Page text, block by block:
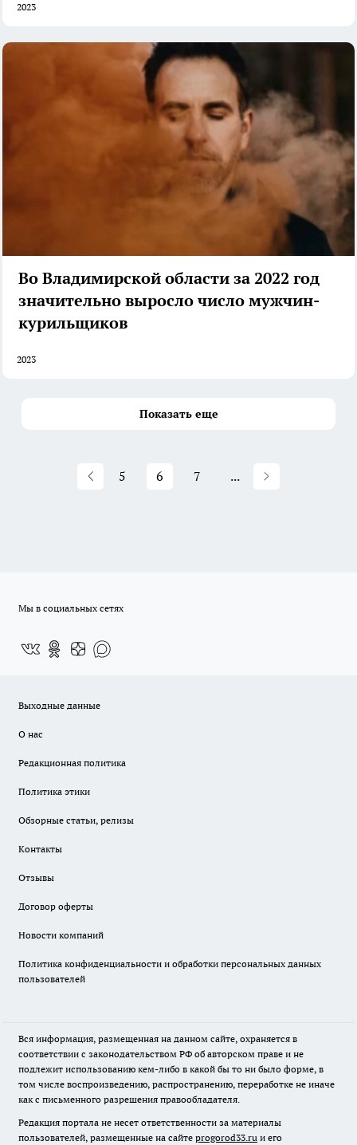
2023
Во Владимирской области за 2022 год
значительно выросло число мужчин-
курильщиков
2023
Показать еще
5 6 7 ...
Мы в социальных сетях
Выходные данные
О нас
Редакционная политика
Политика этики
Обзорные статьи, релизы
Контакты
Отзывы
Договор оферты
Новости компаний
Политика конфиденциальности и обработки персональных данных
пользователей
Вся информация, размещенная на данном сайте, охраняется в
соответствии с законодательством РФ об авторском праве и не
подлежит использованию кем-либо в какой бы то ни было форме, в
том числе воспроизведению, распространению, переработке не иначе
как с письменного разрешения правообладателя.
Редакция портала не несет ответственности за материалы
пользователей, размещенные на сайте progorod33.ru и его